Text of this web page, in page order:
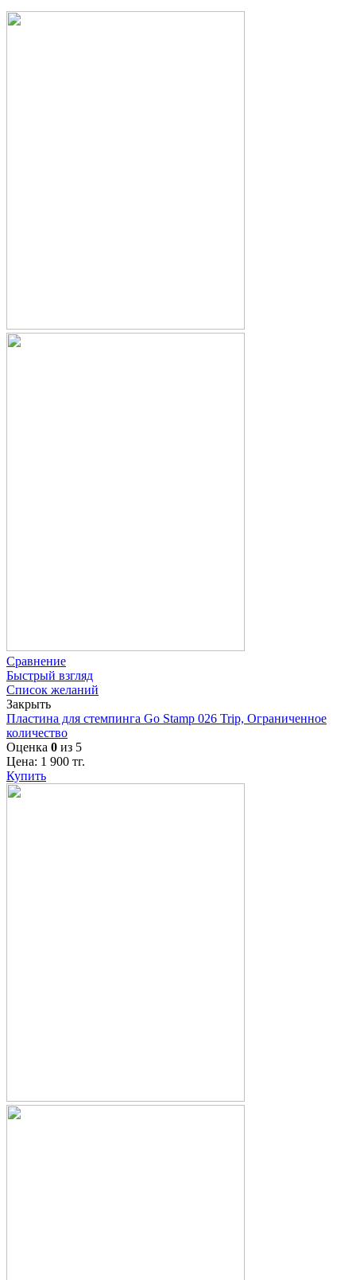
Сравнение
Быстрый взгляд
Список желаний
Закрыть
Пластина для стемпинга Go Stamp 026 Trip, Ограниченное
количество
Оценка 0 из 5
Цена: 1 900 тг.
Купить